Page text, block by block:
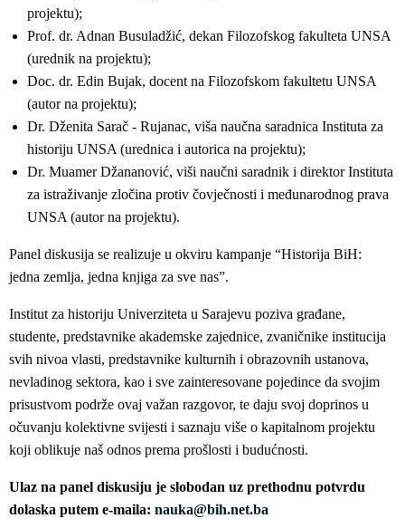
projektu);
Prof. dr. Adnan Busuladžić, dekan Filozofskog fakulteta UNSA
(urednik na projektu);
Doc. dr. Edin Bujak, docent na Filozofskom fakultetu UNSA
(autor na projektu);
Dr. Dženita Sarač - Rujanac, viša naučna saradnica Instituta za
historiju UNSA (urednica i autorica na projektu);
Dr. Muamer Džananović, viši naučni saradnik i direktor Instituta
za istraživanje zločina protiv čovječnosti i međunarodnog prava
UNSA (autor na projektu).
Panel diskusija se realizuje u okviru kampanje “Historija BiH:
jedna zemlja, jedna knjiga za sve nas”.
Institut za historiju Univerziteta u Sarajevu poziva građane,
studente, predstavnike akademske zajednice, zvaničnike institucija
svih nivoa vlasti, predstavnike kulturnih i obrazovnih ustanova,
nevladinog sektora, kao i sve zainteresovane pojedince da svojim
prisustvom podrže ovaj važan razgovor, te daju svoj doprinos u
očuvanju kolektivne svijesti i saznaju više o kapitalnom projektu
koji oblikuje naš odnos prema prošlosti i budućnosti.
Ulaz na panel diskusiju je slobodan uz prethodnu potvrdu
dolaska putem e-maila: nauka@bih.net.ba